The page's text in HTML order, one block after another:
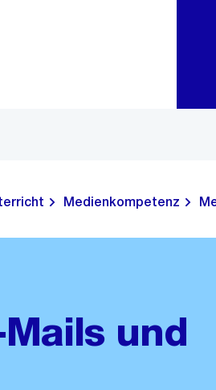
Medienkompetenz
und